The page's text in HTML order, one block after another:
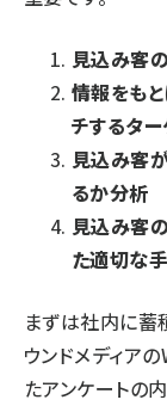
見込み客
情報をも
チするタ
見込み客
るか分析
見込み客
た適切な
まずは社内に蓄
ウンドメディア
たアンケートの